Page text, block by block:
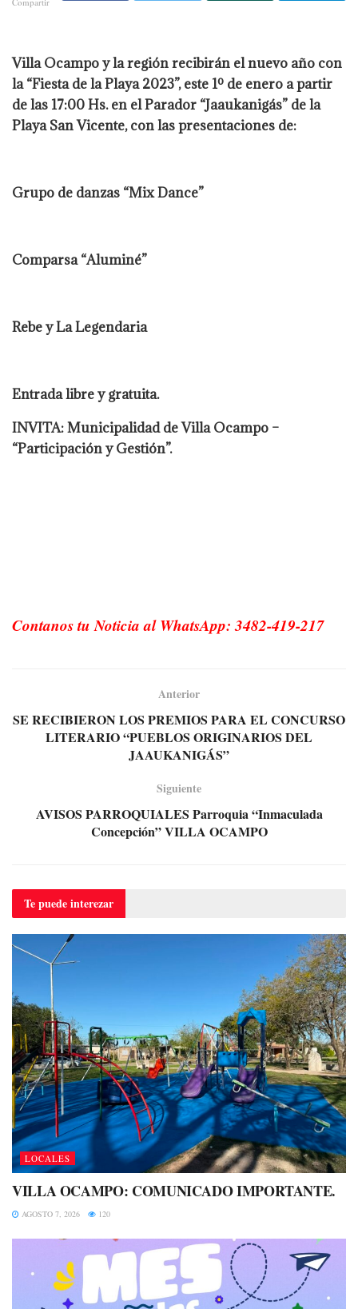
Villa Ocampo y la región recibirán el nuevo año con
la “Fiesta de la Playa 2023”, este 1º de enero a partir
de las 17:00 Hs. en el Parador “Jaaukanigás” de la
Playa San Vicente, con las presentaciones de:
Grupo de danzas “Mix Dance”
Comparsa “Aluminé”
Rebe y La Legendaria
Entrada libre y gratuita.
INVITA: Municipalidad de Villa Ocampo –
“Participación y Gestión”.
Contanos tu Noticia al WhatsApp: 3482-419-217
Anterior
SE RECIBIERON LOS PREMIOS PARA EL CONCURSO
LITERARIO “PUEBLOS ORIGINARIOS DEL
JAAUKANIGÁS”
Siguiente
AVISOS PARROQUIALES Parroquia “Inmaculada
Concepción” VILLA OCAMPO
Te puedeinterezar
LOCALES
VILLA OCAMPO: COMUNICADO IMPORTANTE.
AGOSTO 7, 2026 120